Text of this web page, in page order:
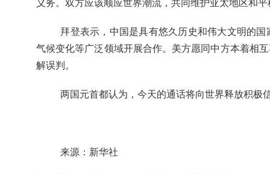
义务。双方应该顺应世界潮流，共同维护亚太地区和
拜登表示，中国是具有悠久历史和伟大文明的
气候变化等广泛领域开展合作。美方愿同中方本着相
解误判。
两国元首都认为，今天的通话将向世界释放积极
来源：新华社